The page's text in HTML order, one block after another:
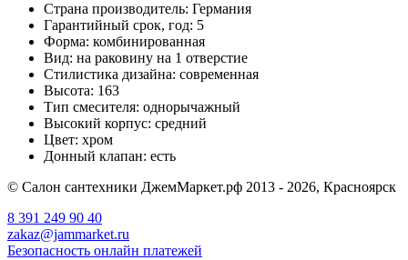
Страна производитель: Германия
Гарантийный срок, год: 5
Форма: комбинированная
Вид: на раковину на 1 отверстие
Стилистика дизайна: современная
Высота: 163
Тип смесителя: однорычажный
Высокий корпус: средний
Цвет: хром
Донный клапан: есть
© Салон сантехники ДжемМаркет.рф 2013 - 2026, Красноярск
8 391 249 90 40
zakaz@jammarket.ru
Безопасность онлайн платежей